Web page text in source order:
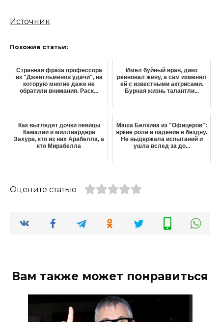
Источник
Похожие статьи:
Странная фраза профессора
из "Джентльменов удачи", на
которую многие даже не
обратили внимания. Раск...
Имел буйный нрав, дико
ревновал жену, а сам изменял
ей с известными актрисами.
Бурная жизнь талантли...
Как выглядят дочки певицы
Камалии и миллиардера
Захура, кто из них Арабелла, а
кто Мирабелла
Маша Белкина из "Офицеров":
яркие роли и падение в бездну.
Не выдержала испытаний и
ушла вслед за до...
Оцените статью
Вам также может понравиться